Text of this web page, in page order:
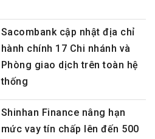
Sacombank cập nhật địa chỉ
hành chính 17 Chi nhánh và
Phòng giao dịch trên toàn hệ
thống
Shinhan Finance nâng hạn
mức vay tín chấp lên đến 500